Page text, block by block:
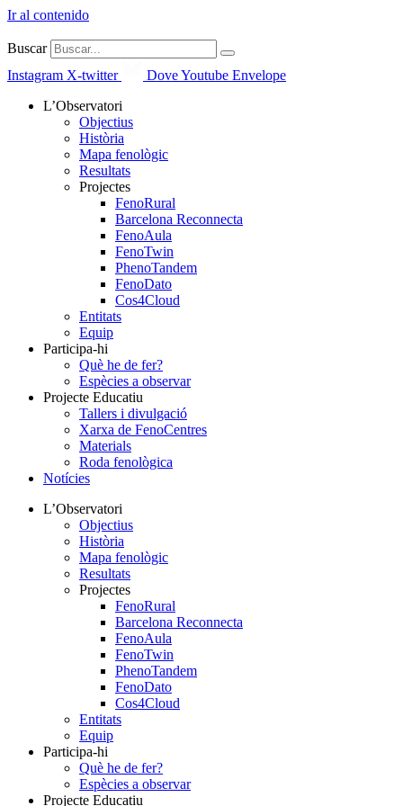
Ir al contenido
Buscar
Instagram X-twitter DoveYoutube Envelope
L’Observatori
Objectius
Història
Mapa fenològic
Resultats
Projectes
FenoRural
Barcelona Reconnecta
FenoAula
FenoTwin
PhenoTandem
FenoDato
Cos4Cloud
Entitats
Equip
Participa-hi
Què he de fer?
Espècies a observar
Projecte Educatiu
Tallers i divulgació
Xarxa de FenoCentres
Materials
Roda fenològica
Notícies
L’Observatori
Objectius
Història
Mapa fenològic
Resultats
Projectes
FenoRural
Barcelona Reconnecta
FenoAula
FenoTwin
PhenoTandem
FenoDato
Cos4Cloud
Entitats
Equip
Participa-hi
Què he de fer?
Espècies a observar
Projecte Educatiu